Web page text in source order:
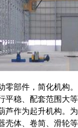
零部件，简化机构
平稳、配套范围大
芦作为起升机构。
壳体、卷简、滑轮